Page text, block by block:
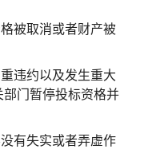
被取消或者财产被
违约以及发生重大
门暂停投标资格并
有失实或者弄虚作